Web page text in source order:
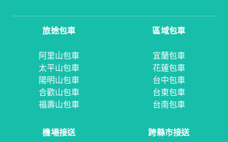
旅途包車
阿里山包車
太平山包車
陽明山包車
合歡山包車
福壽山包車
區域包車
宜蘭包車
花蓮包車
台中包車
台東包車
台南包車
機場接送 跨縣市接送